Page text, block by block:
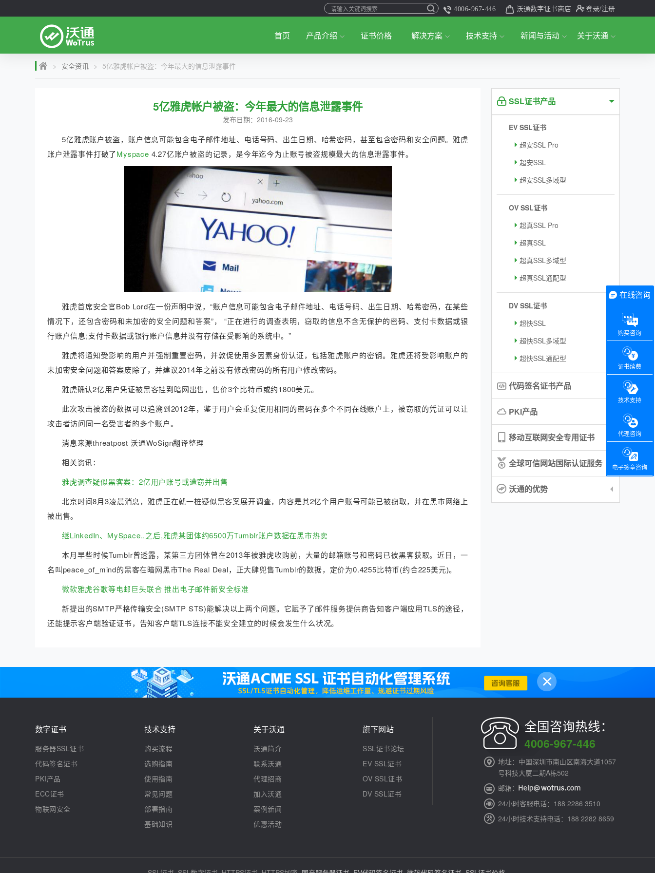
4006-967-446 沃通数字证书商店 登录/注册
首页 产品介绍 证书价格 解决方案 技术支持 新闻与活动 关于沃通
> 安全资讯 > 5亿雅虎帐户被盗：今年最大的信息泄露事件
5亿雅虎帐户被盗：今年最大的信息泄露事件
发布日期：2016-09-23
5亿雅虎账户被盗，账户信息可能包含电子邮件地址、电话号码、出生日期、哈希密码，甚至包含密码和安全问题。雅虎
账户泄露事件打破了Myspace 4.27亿账户被盗的记录，是今年迄今为止账号被盗规模最大的信息泄露事件。
雅虎首席安全官Bob Lord在一份声明中说，“账户信息可能包含电子邮件地址、电话号码、出生日期、哈希密码，在某些
情况下，还包含密码和未加密的安全问题和答案”， “正在进行的调查表明，窃取的信息不含无保护的密码、支付卡数据或银
行账户信息;支付卡数据或银行账户信息并没有存储在受影响的系统中。”
雅虎将通知受影响的用户并强制重置密码，并敦促使用多因素身份认证，包括雅虎账户的密钥。雅虎还将受影响账户的
未加密安全问题和答案废除了，并建议2014年之前没有修改密码的所有用户修改密码。
雅虎确认2亿用户凭证被黑客挂到暗网出售，售价3个比特币或约1800美元。
此次攻击被盗的数据可以追溯到2012年，鉴于用户会重复使用相同的密码在多个不同在线账户上，被窃取的凭证可以让
攻击者访问同一名受害者的多个账户。
消息来源threatpost 沃通WoSign翻译整理
相关资讯：
雅虎调查疑似黑客案：2亿用户账号或遭窃并出售
北京时间8月3凌晨消息，雅虎正在就一桩疑似黑客案展开调查，内容是其2亿个用户账号可能已被窃取，并在黑市网络上
被出售。
继LinkedIn、MySpace..之后,雅虎某团体约6500万Tumblr账户数据在黑市热卖
本月早些时候Tumblr曾透露，某第三方团体曾在2013年被雅虎收购前，大量的邮箱账号和密码已被黑客获取。近日，一
名叫peace_of_mind的黑客在暗网黑市The Real Deal，正大肆兜售Tumblr的数据，定价为0.4255比特币(约合225美元)。
微软雅虎谷歌等电邮巨头联合 推出电子邮件新安全标准
新提出的SMTP严格传输安全(SMTP STS)能解决以上两个问题。它赋予了邮件服务提供商告知客户端应用TLS的途径，
还能提示客户端验证证书，告知客户端TLS连接不能安全建立的时候会发生什么状况。
SSL证书产品
EV SSL证书
超安SSL Pro
超安SSL
超安SSL多域型
OV SSL证书
超真SSL Pro
超真SSL
超真SSL多域型
超真SSL通配型
DV SSL证书
超快SSL
超快SSL多域型
超快SSL通配型
代码签名证书产品
PKI产品
移动互联网安全专用证书
全球可信网站国际认证服务
沃通的优势
数字证书
服务器SSL证书
代码签名证书
PKI产品
ECC证书
物联网安全
技术支持
购买流程
选购指南
使用指南
常见问题
部署指南
基础知识
关于沃通
沃通简介
联系沃通
代理招商
加入沃通
案例新闻
优惠活动
旗下网站
SSL证书论坛
EV SSL证书
OV SSL证书
DV SSL证书
全国咨询热线：
4006-967-446
地址：中国深圳市南山区南海大道1057
号科技大厦二期A栋502
邮箱：
24小时客服电话：188 2286 3510
24小时技术支持电话：188 2282 8659
在线咨询
购买咨询
证书续费
技术支持
代理咨询
电子签章咨询